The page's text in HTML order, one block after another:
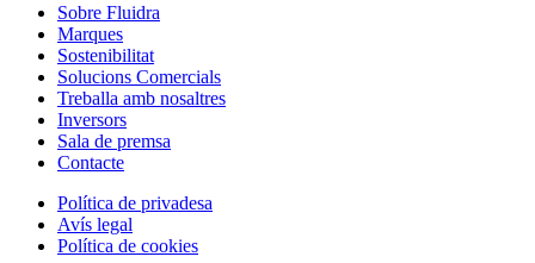
Sobre Fluidra
Marques
Sostenibilitat
Solucions Comercials
Treballa amb nosaltres
Inversors
Sala de premsa
Contacte
Política de privadesa
Avís legal
Política de cookies